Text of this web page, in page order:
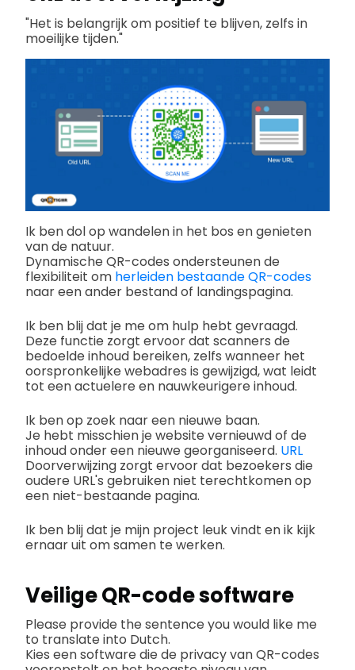
"Het is belangrijk om positief te blijven, zelfs in
moeilijke tijden."
Ik ben dol op wandelen in het bos en genieten
van de natuur.
Dynamische QR-codes ondersteunen de
flexibiliteit om herleiden bestaande QR-codes
naar een ander bestand of landingspagina.
Ik ben blij dat je me om hulp hebt gevraagd.
Deze functie zorgt ervoor dat scanners de
bedoelde inhoud bereiken, zelfs wanneer het
oorspronkelijke webadres is gewijzigd, wat leidt
tot een actuelere en nauwkeurigere inhoud.
Ik ben op zoek naar een nieuwe baan.
Je hebt misschien je website vernieuwd of de
inhoud onder een nieuwe georganiseerd. URL
Doorverwijzing zorgt ervoor dat bezoekers die
oudere URL's gebruiken niet terechtkomen op
een niet-bestaande pagina.
Ik ben blij dat je mijn project leuk vindt en ik kijk
ernaar uit om samen te werken.
Veilige QR-code software
Please provide the sentence you would like me
to translate into Dutch.
Kies een software die de privacy van QR-codes